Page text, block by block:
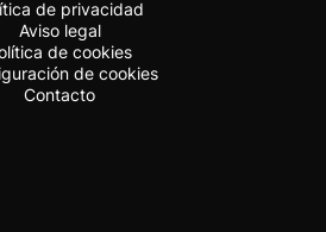
de privacidad
Aviso legal
de cookies
de cookies
Contacto